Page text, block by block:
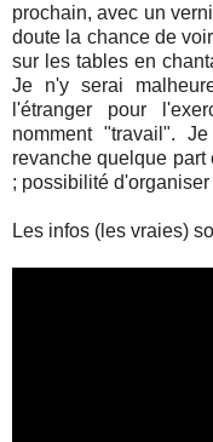
prochain, avec un
doute la chance de
sur les tables en
Je n'y serai
l'étranger pour
nomment "travail".
revanche quelque
; possibilité
Les infos (les vraies)